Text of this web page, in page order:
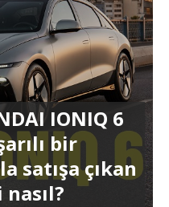
IONIQ 6
bir
satışa çıkan